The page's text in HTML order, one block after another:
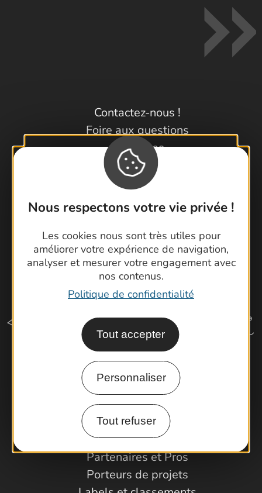
Nous respectons votre vie privée !
Les cookies nous sont très utiles pour
améliorer votre expérience de navigation,
analyser et mesurer votre engagement avec
nos contenus.
Politique de confidentialité
Tout accepter
Personnaliser
Tout refuser
Contactez-nous !
Foire aux questions
Brochures
Cartoguides et Topoguides
Latitude Gard
Comment venir ?
Espace Pro
Observatoire
Partenaires et Pros
Porteurs de projets